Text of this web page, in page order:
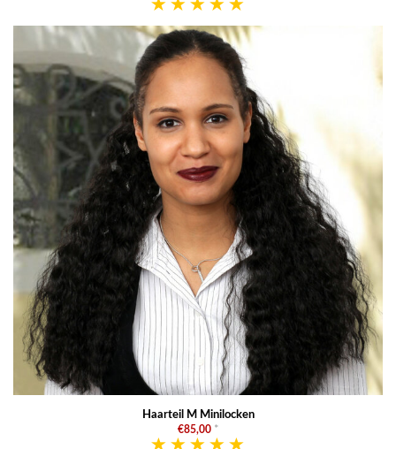
Haarteil M Minilocken
€85,00 *